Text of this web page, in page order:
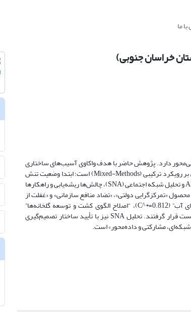
ما
خراسان جنوبی)
دارد. پژوهش حاضر با هدف واکاوی آسیب‌های ساختاری
نظام مدیریت آب در استان خراسان جنوبی و تدوین نقشه راه سیاستی انجام شده است. روش‌شناسی پژوهش مبتنی بر رویکرد ترکیبی (Mixed-Methods) است؛ ابتدا وضعیت تنش
آبی با تحلیل روند داده‌های ۳۰ساله اقلیمی و هیدرولوژیکی تبیین شد و سپس با بهره‌گیری از مدل تلفیقی AHP-TOPSIS و تحلیل شبکه اجتماعی (SNA)، چالش‌ها ریشه‌یابی و راهکارها
«تمرکزگرایی دولتی»، «تضاد منافع سازمانی» و «غفلت از
مدیریت تقاضا» است. بر اساس خروجی مدل TOPSIS، از میان راهکارهای پیشنهادی، “ایجاد سامانه ملی داده‌های آب” (C^*=0.812)، “اصلاح الگوی کشت و توسعه گلخانه‌ها”
(C^*=0.786) و “مسدودسازی چاه‌های غیرمجاز و نصب کنتورهای هوشمند” (C^*=0.741) در اولویت‌های اجرایی نخست قرار گرفتند. تحلیل SNA نیز با تأیید ساختار تصمیم‌گیری
شبکه‌ای، مشارکتی و داده‌محور» است.